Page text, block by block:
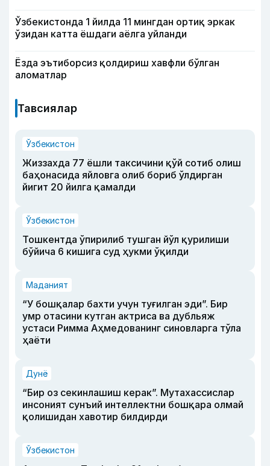
Ўзбекистонда 1 йилда 11 мингдан ортиқ эркак
ўзидан катта ёшдаги аёлга уйланди
Ёзда эътиборсиз қолдириш хавфли бўлган
аломатлар
Тавсиялар
Ўзбекистон
Жиззахда 77 ёшли таксичини қўй сотиб олиш
баҳонасида яйловга олиб бориб ўлдирган
йигит 20 йилга қамалди
Ўзбекистон
Тошкентда ўпирилиб тушган йўл қурилиши
бўйича 6 кишига суд ҳукми ўқилди
Маданият
“У бошқалар бахти учун туғилган эди”. Бир
умр отасини кутган актриса ва дубльяж
устаси Римма Аҳмедованинг синовларга тўла
ҳаёти
Дунё
“Бир оз секинлашиш керак”. Мутахассислар
инсоният сунъий интеллектни бошқара олмай
қолишидан хавотир билдирди
Ўзбекистон